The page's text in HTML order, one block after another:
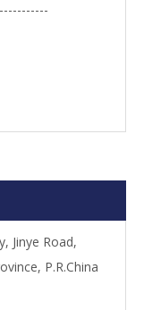
Jinye Road,
P.R.China